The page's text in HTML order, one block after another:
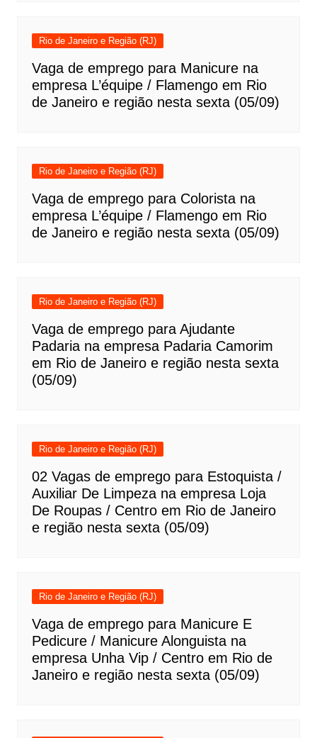
Rio de Janeiro e Região (RJ)
Vaga de emprego para Manicure na
empresa L’équipe / Flamengo em Rio
de Janeiro e região nesta sexta (05/09)
Rio de Janeiro e Região (RJ)
Vaga de emprego para Colorista na
empresa L’équipe / Flamengo em Rio
de Janeiro e região nesta sexta (05/09)
Rio de Janeiro e Região (RJ)
Vaga de emprego para Ajudante
Padaria na empresa Padaria Camorim
em Rio de Janeiro e região nesta sexta
(05/09)
Rio de Janeiro e Região (RJ)
02 Vagas de emprego para Estoquista /
Auxiliar De Limpeza na empresa Loja
De Roupas / Centro em Rio de Janeiro
e região nesta sexta (05/09)
Rio de Janeiro e Região (RJ)
Vaga de emprego para Manicure E
Pedicure / Manicure Alonguista na
empresa Unha Vip / Centro em Rio de
Janeiro e região nesta sexta (05/09)